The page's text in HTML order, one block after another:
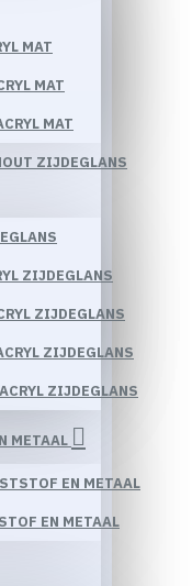
MAT
MAT
MAT
ZIJDEGLANS
ZIJDEGLANS
ZIJDEGLANS
ZIJDEGLANS
ZIJDEGLANS
METAAL
EN METAAL
EN METAAL